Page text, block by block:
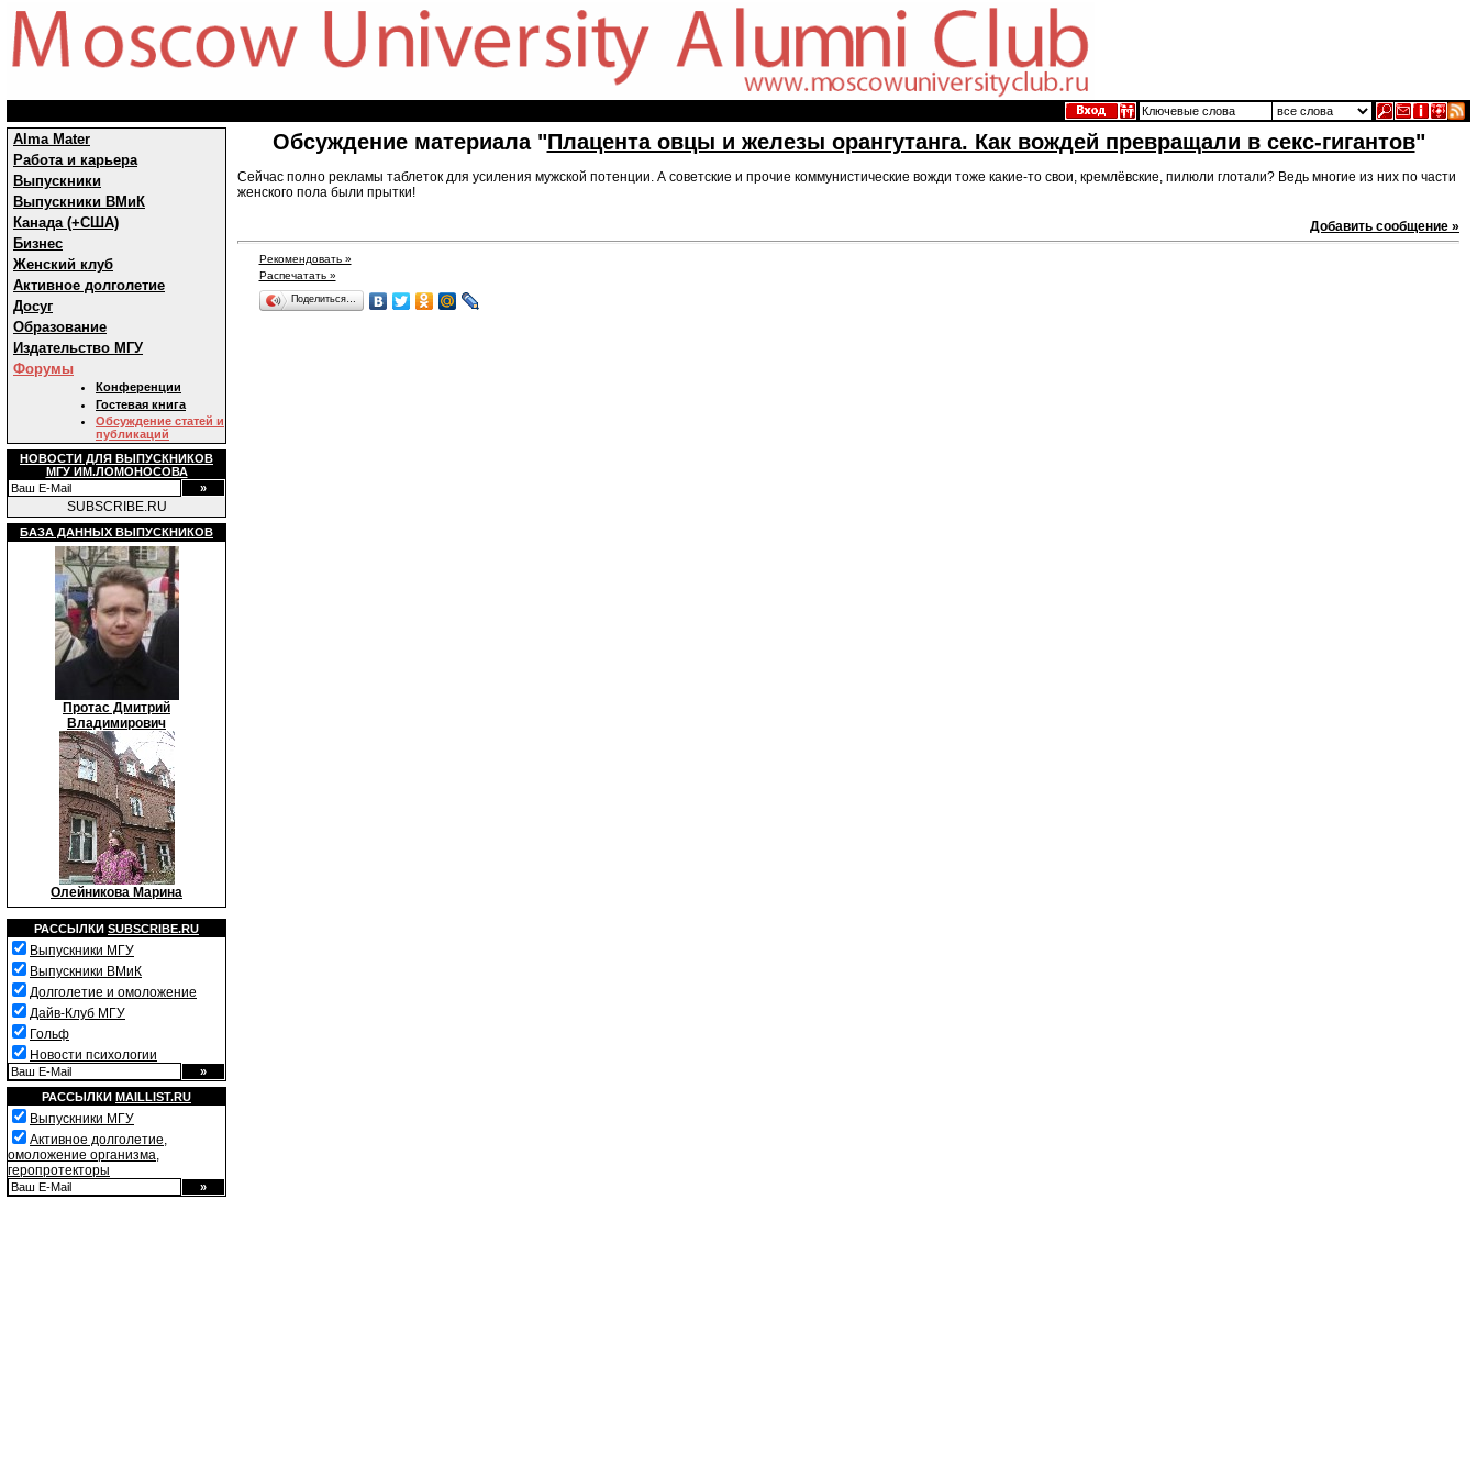
Alma Mater
Работа и карьера
Выпускники
Выпускники ВМиК
Канада (+США)
Бизнес
Женский клуб
Активное долголетие
Досуг
Образование
Издательство МГУ
Форумы
Конференции
Гостевая книга
Обсуждение статей и
публикаций
НОВОСТИ ДЛЯ ВЫПУСКНИКОВ
МГУ ИМ.ЛОМОНОСОВА
SUBSCRIBE.RU
БАЗА ДАННЫХ ВЫПУСКНИКОВ
Протас Дмитрий
Владимирович
Олейникова Марина
РАССЫЛКИ SUBSCRIBE.RU
Выпускники МГУ
Выпускники ВМиК
Долголетие и омоложение
Дайв-Клуб МГУ
Гольф
Новости психологии
РАССЫЛКИ MAILLIST.RU
Выпускники МГУ
Активное долголетие,
омоложение организма,
геропротекторы
Обсуждение материала "Плацента овцы и железы орангутанга. Как вождей превращали в секс-гигантов"
Сейчас полно рекламы таблеток для усиления мужской потенции. А советские и прочие коммунистические вожди тоже какие-то свои, кремлёвские, пилюли глотали? Ведь многие из них по части
женского пола были прытки!
Добавить сообщение »
Рекомендовать »
Распечатать »
Поделиться…